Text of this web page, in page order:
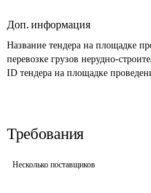
Доп. информация
Название тендера на площадке
перевозке грузов нерудно-
ID тендера на площадке
Требования
Несколько поставщиков